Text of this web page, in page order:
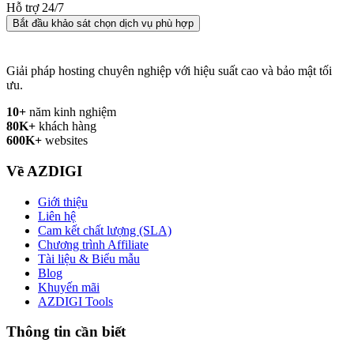
Hỗ trợ 24/7
Bắt đầu khảo sát chọn dịch vụ phù hợp
Giải pháp hosting chuyên nghiệp với hiệu suất cao và bảo mật tối
ưu.
10+ năm kinh nghiệm
80K+ khách hàng
600K+ websites
Về AZDIGI
Giới thiệu
Liên hệ
Cam kết chất lượng (SLA)
Chương trình Affiliate
Tài liệu & Biểu mẫu
Blog
Khuyến mãi
AZDIGI Tools
Thông tin cần biết